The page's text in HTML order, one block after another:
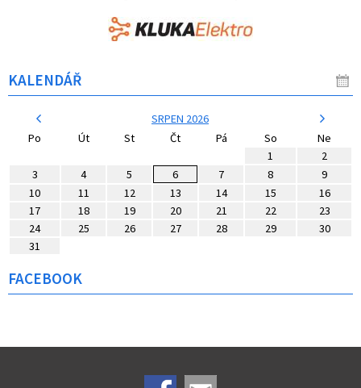
KALENDÁŘ
SRPEN 2026
Po
Út St Čt Pá So
Ne
1
2
3
4 5 6 7 8
9
10
11 12 13 14 15
16
17
18 19 20 21 22
23
24
25 26 27 28 29
30
31
FACEBOOK